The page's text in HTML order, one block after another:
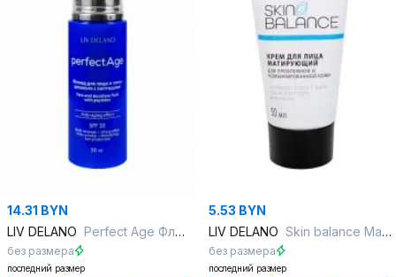
14.31 BYN
LIV DELANO Perfect Age Флюид для лица и зоны декольте с пептидами
без размера
последний размер
5.53 BYN
LIV DELANO Skin balance Матирующий крем для лица
без размера
последний размер